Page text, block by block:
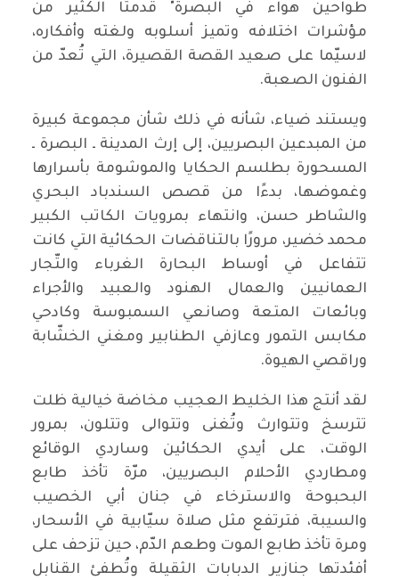
طواحين هواء في البصرة" قدمتا الكثير من
مؤشرات اختلافه وتميز أسلوبه ولغته وأفكاره،
لاسيّما على صعيد القصة القصيرة، التي تُعدّ من
الفنون الصعبة.
ويستند ضياء، شأنه في ذلك شأن مجموعة كبيرة
من المبدعين البصريين، إلى إرث المدينة ـ البصرة ـ
المسحورة بطلسم الحكايا والموشومة بأسرارها
وغموضها، بدءًا من قصص السندباد البحري
والشاطر حسن، وانتهاء بمرويات الكاتب الكبير
محمد خضير، مرورًا بالتناقضات الحكائية التي كانت
تتفاعل في أوساط البحارة الغرباء والتّجار
العمانيين والعمال الهنود والعبيد والأجراء
وبائعات المتعة وصانعي السمبوسة وكادحي
مكابس التمور وعازفي الطنابير ومغني الخشّابة
وراقصي الهيوة.
لقد أنتج هذا الخليط العجيب مخاضة خيالية ظلت
تترسخ وتتوارث وتُغنى وتتوالى وتتلون، بمرور
الوقت، على أيدي الحكائين وساردي الوقائع
ومطاردي الأحلام البصريين، مرّة تأخذ طابع
البحبوحة والاسترخاء في جنان أبي الخصيب
والسيبة، فترتفع مثل صلاة سيّابية في الأسحار،
ومرة تأخذ طابع الموت وطعم الدّم، حين تزحف على
أفئدتها جنازير الدبابات الثقيلة وتُطفئ القنابل